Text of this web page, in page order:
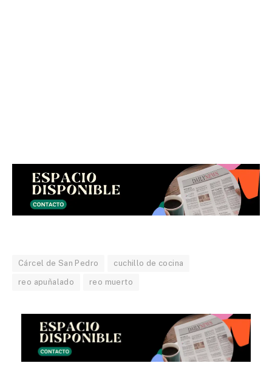
Cárcel de San Pedro cuchillo de cocina
reo apuñalado reo muerto